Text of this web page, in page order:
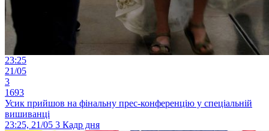
23:25
21/05
3
1693
Усик прийшов на фінальну прес-конференцію у спеціальній
вишиванці
23:25, 21/05 3 Кадр дня